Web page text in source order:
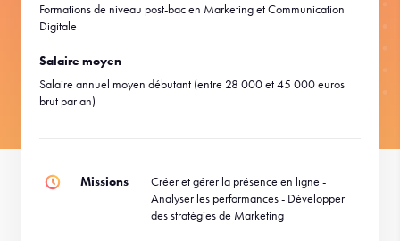
Formations de niveau post-bac en Marketing et Communication
Digitale
Salaire moyen
Salaire annuel moyen débutant (entre 28 000 et 45 000 euros
brut par an)
Missions
Créer et gérer la présence en ligne -
Analyser les performances - Développer
des stratégies de Marketing